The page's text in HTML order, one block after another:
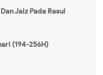
Jaiz Pada Rasul
(194-256H)